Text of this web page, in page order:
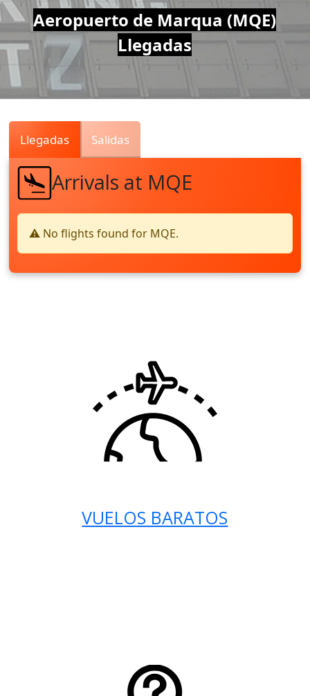
Air
Traffic
Live
Aeropuerto de Marqua (MQE)
Llegadas
Llegadas Salidas
Arrivals at MQE
⚠️ No flights found for MQE.
VUELOS BARATOS